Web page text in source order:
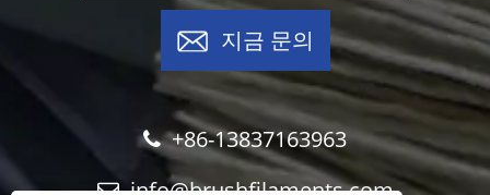
지금 문의
+86-13837163963